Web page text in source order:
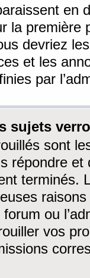
en
la première
devriez
et les
par
sujets
sont
répondre
terminés.
ou
vos